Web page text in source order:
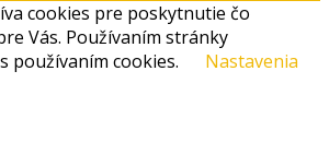
cookies pre poskytnutie čo
Vás. Používaním stránky
používaním cookies.
Nastavenia